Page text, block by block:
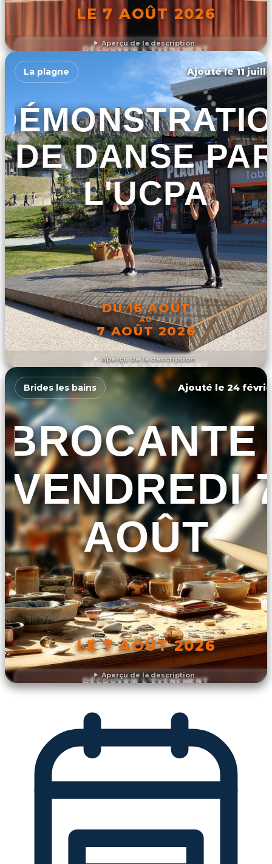
Aperçu de la description
LE 7 AOÛT 2026
DÉCOUVRIR L'ÉVÉNEMENT
Aperçu de la description
La plagne Ajouté le 11
DE DANSE
L'UCPA
DU 16 AOÛT
AU
7 AOÛT 2026
DÉCOUVRIR L'ÉVÉNEMENT
Aperçu de la description
Brides les bains Ajouté le 24
BROCANTE
VENDREDI
AOÛT
LE 7 AOÛT 2026
DÉCOUVRIR L'ÉVÉNEMENT